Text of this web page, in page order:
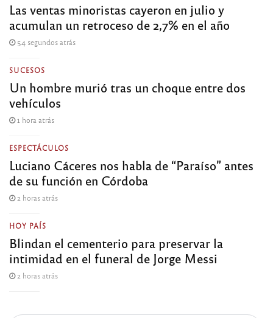
Las ventas minoristas cayeron en julio y
acumulan un retroceso de 2,7% en el año
54 segundos atrás
SUCESOS
Un hombre murió tras un choque entre dos
vehículos
1 hora atrás
ESPECTÁCULOS
Luciano Cáceres nos habla de “Paraíso” antes
de su función en Córdoba
2 horas atrás
HOY PAÍS
Blindan el cementerio para preservar la
intimidad en el funeral de Jorge Messi
2 horas atrás